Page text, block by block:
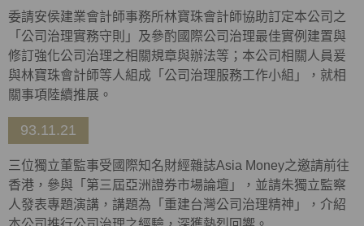
委請安侯建業會計師事務所林寶珠會計師協助訂定本公司之
「公司治理實務守則」及參酌國際公司治理最佳實例建置與
修訂強化公司治理之相關規章與辦法等；本公司相關人員爰
與林寶珠會計師等人組成「公司治理服務工作小組」，就相
關事項陸續推展。
93.11.21
三位獨立董監事受國際知名財經雜誌Asia Money之邀請前往
香港，參與「第三屆亞洲證券市場論壇」，並請朱獨立監察
人發表專題演講，講題為「重建台灣公司治理精神」，介紹